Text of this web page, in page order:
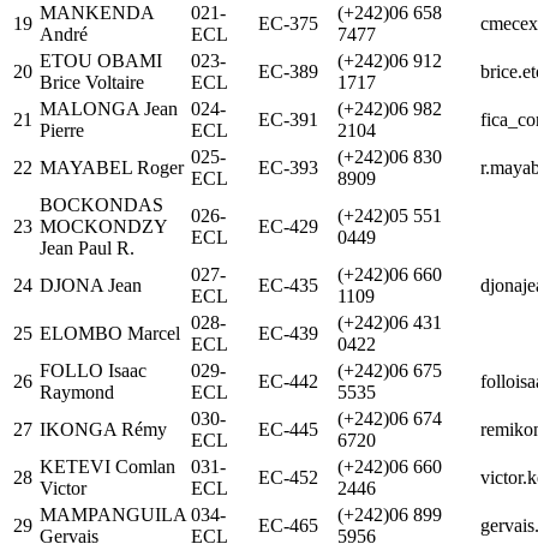
19
MANKENDA
André
021-
ECL
EC-375
(+242)06 658
7477
20
ETOU OBAMI
Brice Voltaire
023-
ECL
EC-389
(+242)06 912
1717
21
MALONGA Jean
Pierre
024-
ECL
EC-391
(+242)06 982
2104
22 MAYABEL Roger
025-
ECL
EC-393
(+242)06 830
8909
23
BOCKONDAS
MOCKONDZY
Jean Paul R.
026-
ECL
EC-429
(+242)05 551
0449
24 DJONA Jean
027-
ECL
EC-435
(+242)06 660
1109
25 ELOMBO Marcel
028-
ECL
EC-439
(+242)06 431
0422
26
FOLLO Isaac
Raymond
029-
ECL
EC-442
(+242)06 675
5535
27 IKONGA Rémy
030-
ECL
EC-445
(+242)06 674
6720
28
KETEVI Comlan
Victor
031-
ECL
EC-452
(+242)06 660
2446
29
MAMPANGUILA
Gervais
034-
ECL
EC-465
(+242)06 899
5956